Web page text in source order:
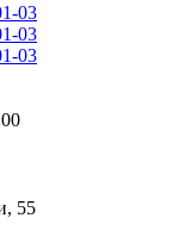
03
03
03
55